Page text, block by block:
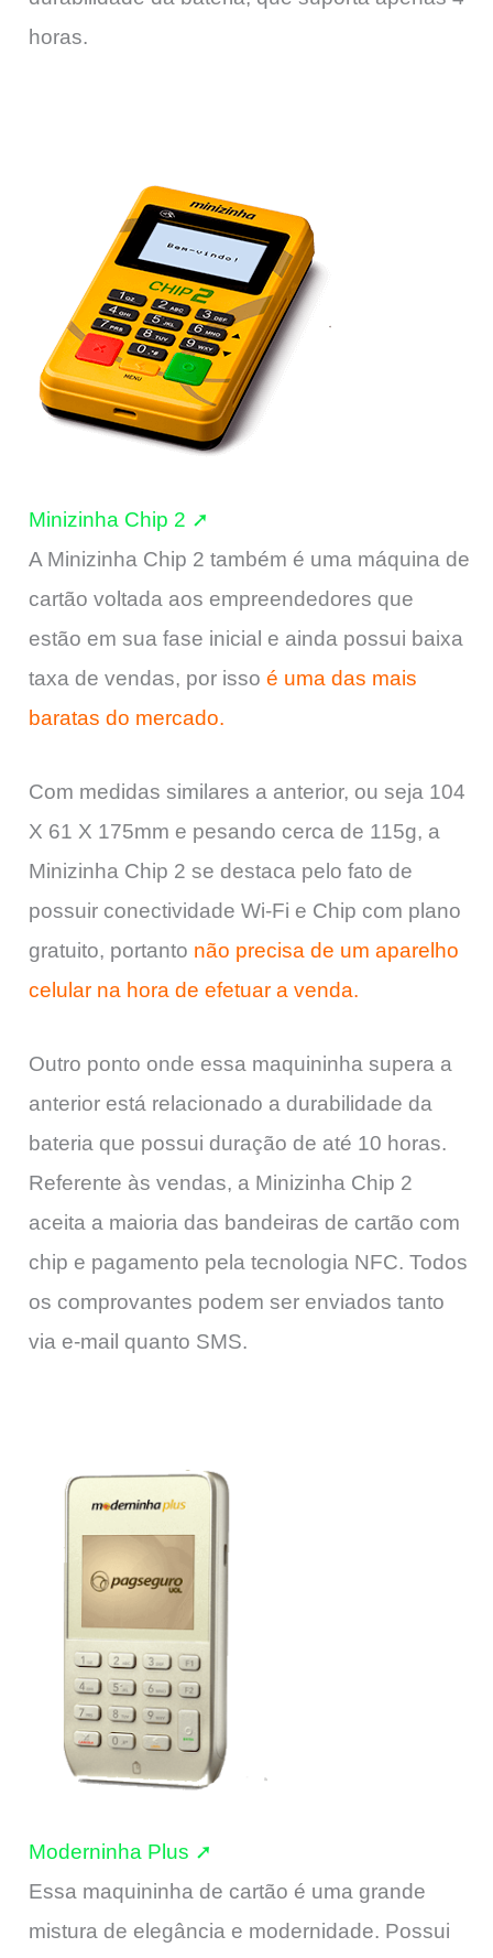
horas.
Minizinha Chip 2 ➚
A Minizinha Chip 2 também é uma máquina de
cartão voltada aos empreendedores que
estão em sua fase inicial e ainda possui baixa
taxa de vendas, por isso é uma das mais
baratas do mercado.
Com medidas similares a anterior, ou seja 104
X 61 X 175mm e pesando cerca de 115g, a
Minizinha Chip 2 se destaca pelo fato de
possuir conectividade Wi-Fi e Chip com plano
gratuito, portanto não precisa de um aparelho
celular na hora de efetuar a venda.
Outro ponto onde essa maquininha supera a
anterior está relacionado a durabilidade da
bateria que possui duração de até 10 horas.
Referente às vendas, a Minizinha Chip 2
aceita a maioria das bandeiras de cartão com
chip e pagamento pela tecnologia NFC. Todos
os comprovantes podem ser enviados tanto
via e-mail quanto SMS.
Moderninha Plus ➚
Essa maquininha de cartão é uma grande
mistura de elegância e modernidade. Possui